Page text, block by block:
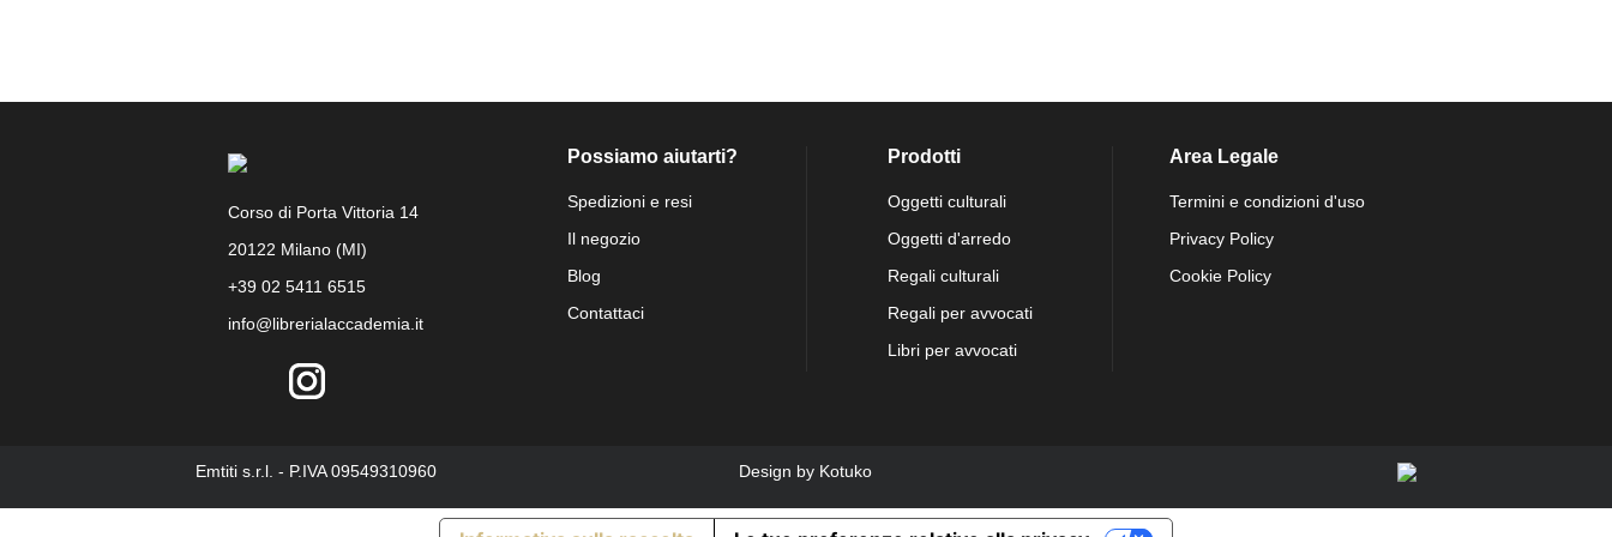
Corso di Porta Vittoria 14
20122 Milano (MI)
+39 02 5411 6515
info@librerialaccademia.it
Facebook
Possiamo aiutarti?
Spedizioni e resi
Il negozio
Blog
Contattaci
Prodotti
Oggetti culturali
Oggetti d'arredo
Regali culturali
Regali per avvocati
Libri per avvocati
Area Legale
Termini e condizioni d'uso
Privacy Policy
Cookie Policy
Emtiti s.r.l. - P.IVA 09549310960 Design by Kotuko